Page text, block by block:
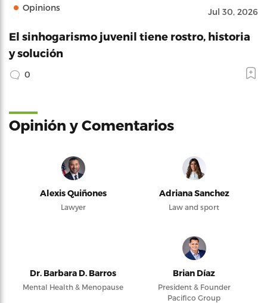
Opinions Jul 30, 2026
El sinhogarismo juvenil tiene rostro, historia
y solución
0
Opinión y Comentarios
Alexis Quiñones
Lawyer
Adriana Sanchez
Law and sport
Dr. Barbara D. Barros
Mental Health & Menopause
Brian Díaz
President & Founder
Pacifico Group